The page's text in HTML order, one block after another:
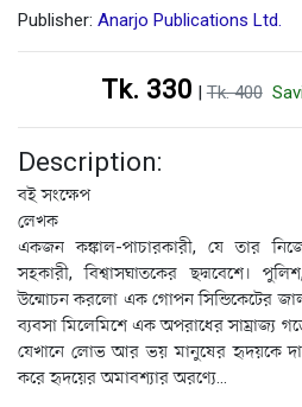
Publisher: Anarjo Publications Ltd.
Tk. 330 |Tk. 400
Description:
বই সংক্ষেপ
লেখক
একজন কঙ্কাল-পাচারকারী, যে তার
সহকারী, বিশ্বাসঘাতকের ছদ্মবেশে।
উন্মোচন করলো এক গোপন সিন্ডিকেটের
ব্যবসা মিলেমিশে এক অপরাধের সাম্রাজ্য
যেখানে লোভ আর ভয় মানুষের হৃদয়কে
করে হৃদয়ের অমাবশ্যার অরণ্যে...